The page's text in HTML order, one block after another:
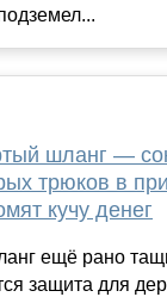
шланг —
трюков в
кучу денег
ещё рано
защита для